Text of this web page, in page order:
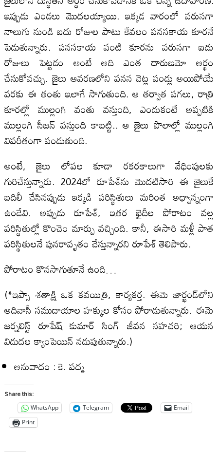
ఇప్పుడు ఎండలు మొదలయ్యాయి. ఇక్కడ వారంలో వరుసగా
నాలుగు నుండి ఐదు రోజుల పాటు కేవలం పనసకాయ కూరనే
పెడుతున్నారు. పనసకాయ వంటి కూరను వరుసగా ఐదు
రోజులు పెట్టడం అంటే అది ఎంత దారుణమో అర్థం
చేసుకోవచ్చు. జైలు ఆవరణలోని పనస చెట్ల పండ్లు అయిపోయే
వరకు ఈ తంతు ఇలాగే సాగుతుంది. ఆ తర్వాత పగలు, రాత్రి
కూరల్లో ముల్లంగి వంతు వస్తుంది, ఎందుకంటే అప్పటికి
ముల్లంగి సీజన్ వస్తుంది కాబట్టి.. ఆ జైలు పొలాల్లో ముల్లంగి
విపరీతంగా పండుతుంది.
అంటే, జైలు లోపల కూడా రకరకాలుగా వేధింపులకు
గురిచేస్తున్నారు. 2024లో రూపేశ్‌ను మొదటిసారి ఈ జైలుకే
బదిలీ చేసినప్పుడు ఇక్కడి పరిస్థితులు మరింత అధ్వాన్నంగా
ఉండేవి. అప్పుడు రూపేశ్‌, ఇతర ఖైదీల పోరాటం వల్ల
పరిస్థితుల్లో కొంచెం మార్పు వచ్చింది. కానీ, ఈసారి మళ్లీ పాత
పరిస్థితులనే పునరావృతం చేస్తున్నారని రూపేశ్‌ తెలిపారు.
పోరాటం కొనసాగుతూనే ఉంది…
(*ఇప్సా శతాక్షి ఒక కవయిత్రి, కార్యకర్త. ఈమె జార్ఖండ్‌లోని
ఆదివాసీ సముదాయాల హక్కుల కోసం పోరాడుతున్నారు. ఈమె
జర్నలిస్ట్ రూపేష్ కుమార్ సింగ్ జీవన సహచరి; ఆయన
విడుదల క్యాంపెయిన్ నడుపుతున్నారు.)
అనువాదం : కె. పద్మ
Share this:
WhatsApp Telegram
Email
Print